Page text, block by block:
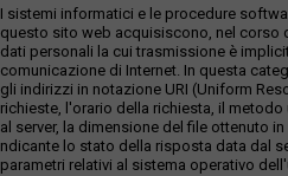
I sistemi informatici e le procedure
questo sito web acquisiscono, nel corso
dati personali la cui trasmissione è
comunicazione di Internet. In questa
gli indirizzi in notazione URI (Uniform
richieste, l'orario della richiesta, il
al server, la dimensione del file ottenuto
ndicante lo stato della risposta data dal
parametri relativi al sistema operativo